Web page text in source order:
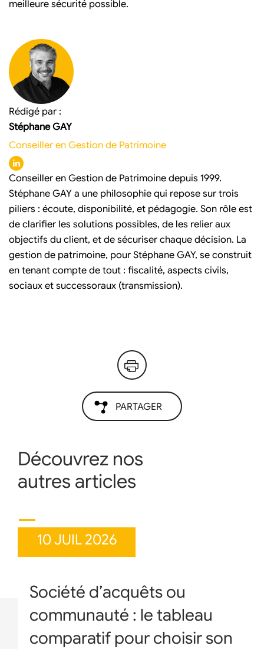
meilleure sécurité possible.
Rédigé par :
Stéphane GAY
Conseiller en Gestion de Patrimoine
Conseiller en Gestion de Patrimoine depuis 1999.
Stéphane GAY a une philosophie qui repose sur trois
piliers : écoute, disponibilité, et pédagogie. Son rôle est
de clarifier les solutions possibles, de les relier aux
objectifs du client, et de sécuriser chaque décision. La
gestion de patrimoine, pour Stéphane GAY, se construit
en tenant compte de tout : fiscalité, aspects civils,
sociaux et successoraux (transmission).
PARTAGER
Découvrez nos
autres articles
10 JUIL 2026
Société d’acquêts ou
communauté : le tableau
comparatif pour choisir son